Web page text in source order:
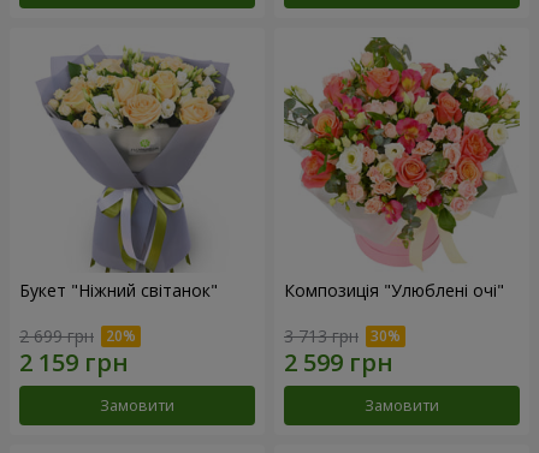
Букет "Ніжний світанок"
2 699 грн
Замовити
Композиція "Улюблені очі"
3 713 грн
Замовити